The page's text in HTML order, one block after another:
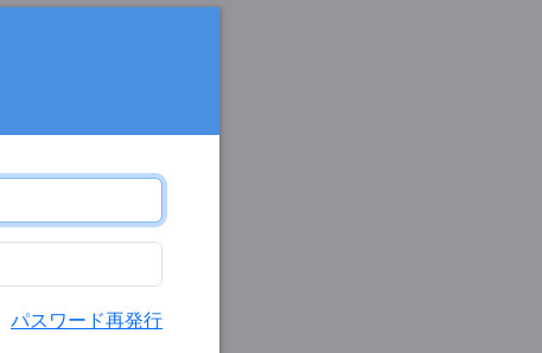
パスワード再発行